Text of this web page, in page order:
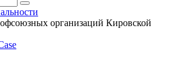
организаций Кировской